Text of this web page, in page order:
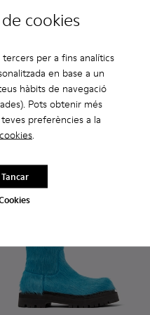
cookies
per a fins analítics
en base a un
hàbits de navegació
Pots obtenir més
preferències a la
.
Eki
499 €